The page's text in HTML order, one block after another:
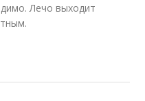
Лечо выходит